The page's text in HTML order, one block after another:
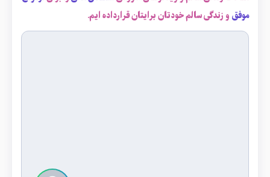
موفق و زندگی سالم خودتان برایتان قرارداده ایم.